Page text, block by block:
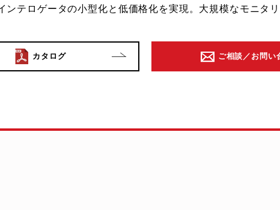
ンテロゲータの小型化と低価格化を実現。大規模なモニタ
カタログ ご相談／お問い